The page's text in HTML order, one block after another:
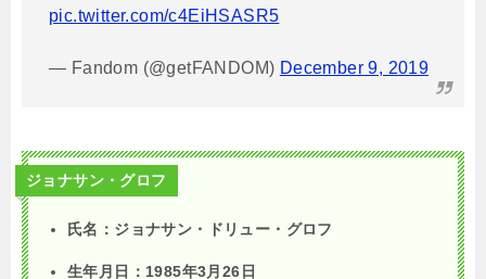
pic.twitter.com/c4EiHSASR5
— Fandom (@getFANDOM) December 9, 2019
ジョナサン・グロフ
氏名：ジョナサン・ドリュー・グロフ
生年月日：1985年3月26日